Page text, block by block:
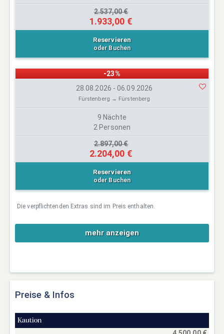
2.537,00 €
1.933,00 €
Reservieren
oder Buchen
-23%
28.08.2026 - 06.09.2026
Fürstenberg → Fürstenberg
9 Nächte
2 Personen
2.897,00 €
2.204,00 €
Reservieren
oder Buchen
Die verpflichtenden Extras sind im Preis enthalten.
mehr anzeigen
Preise & Infos
Kaution